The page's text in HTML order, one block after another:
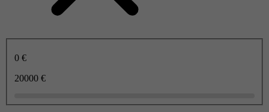
0 €
20000 €